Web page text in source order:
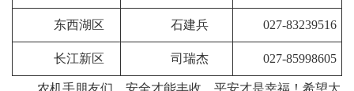
东西湖区 石建兵 027-83239516
长江新区 司瑞杰 027-85998605
农机手朋友们，安全才能丰收，平安才是幸福！希望大